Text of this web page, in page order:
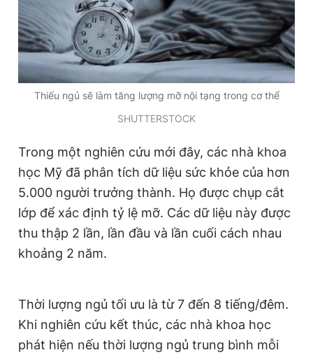
Quảng cáo RSS Tòa soạn Chính sách bảo
Tổng biên tập: Nguyễn Ngọc Toàn
Phó tổng biên tập thường trực: Hải Thành
Phó tổng biên tập: Lâm Hiếu Dũng
Phó tổng biên tập: Trần Việt Hưng
Tổng thư ký tòa soạn: Đức Trung
Giấy phép xuất bản số 110/GP - BTTTT cấp ngày 24.3.2020
© 2003-2026 Bản quyền thuộc về Báo Thanh Niên. Cấm sao
Thiếu ngủ sẽ làm tăng lượng mỡ nội tạng trong cơ thể
SHUTTERSTOCK
Trong một nghiên cứu mới đây, các nhà khoa
học Mỹ đã phân tích dữ liệu sức khỏe của hơn
5.000 người trưởng thành. Họ được chụp cắt
lớp để xác định tỷ lệ mỡ. Các dữ liệu này được
thu thập 2 lần, lần đầu và lần cuối cách nhau
khoảng 2 năm.
Thời lượng ngủ tối ưu là từ 7 đến 8 tiếng/đêm.
Khi nghiên cứu kết thúc, các nhà khoa học
phát hiện nếu thời lượng ngủ trung bình mỗi